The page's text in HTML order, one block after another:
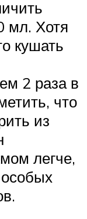
мл. Хотя
кушать
2 раза в
что
из
легче,